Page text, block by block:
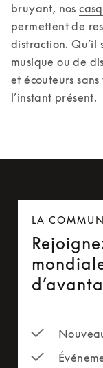
bruyant, nos
permettent de
distraction. Qu’il
musique ou de
et écouteurs
l’instant présent.
LA